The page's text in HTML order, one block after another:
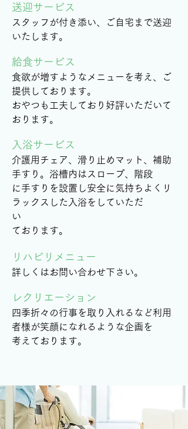
​送迎サービス
​スタッフが付き添い、ご自宅まで送迎
いたします。
​給食サービス
食欲が増すようなメニューを考え、ご
提供しております。
おやつも工夫しており好評いただいて
おります。
​入浴サービス
​介護用チェア、滑り止めマット、補助
手すり。浴槽内はスロープ、階段
に手すりを設置し安全に気持ちよくリ
ラックスした入浴を していただ
い
​ております。
​リハビリメニュー
​詳しくはお問い合わせ下さい。
​レクリエーション
​四季折々の行事を取り入れるなど利用
者様が笑顔になれるような企画を
​考えております。